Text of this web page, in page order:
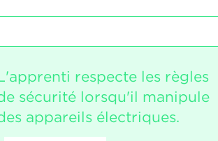
respecte les règles
sécurité lorsqu'il manipule
appareils électriques.